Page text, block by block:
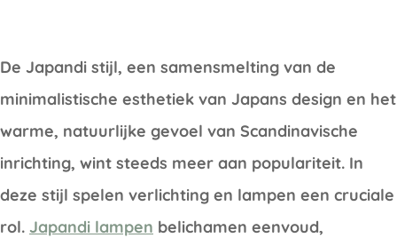
De Japandi stijl, een samensmelting van de
minimalistische esthetiek van Japans design en het
warme, natuurlijke gevoel van Scandinavische
inrichting, wint steeds meer aan populariteit. In
deze stijl spelen verlichting en lampen een cruciale
rol. Japandi lampen belichamen eenvoud,